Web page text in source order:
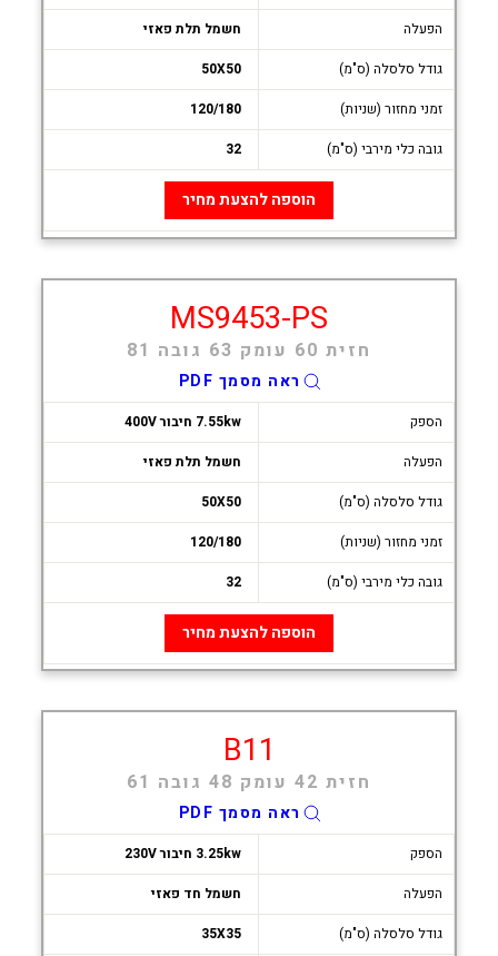
הפעלה
חשמל תלת פאזי
גודל סלסלה (ס"מ)
50X50
זמני מחזור (שניות)
120/180
גובה כלי מירבי (ס"מ)
32
הוספה להצעת מחיר
MS9453-PS
חזית 60 עומק 63 גובה 81
ראה מסמך PDF
הספק
7.55kw חיבור 400V
הפעלה
חשמל תלת פאזי
גודל סלסלה (ס"מ)
50X50
זמני מחזור (שניות)
120/180
גובה כלי מירבי (ס"מ)
32
הוספה להצעת מחיר
B11
חזית 42 עומק 48 גובה 61
ראה מסמך PDF
הספק
3.25kw חיבור 230V
הפעלה
חשמל חד פאזי
גודל סלסלה (ס"מ)
35X35